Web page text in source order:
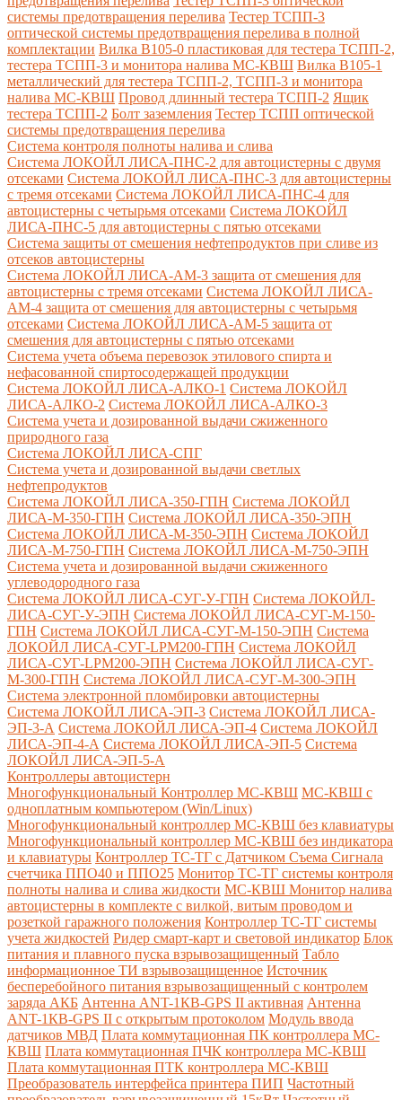
системы предотвращения перелива Тестер ТСПП-3
оптической системы предотвращения перелива в полной
комплектации Вилка В105-0 пластиковая для тестера ТСПП-2,
тестера ТСПП-3 и монитора налива МС-КВШ Вилка В105-1
металлический для тестера ТСПП-2, ТСПП-3 и монитора
налива МС-КВШ Провод длинный тестера ТСПП-2 Ящик
тестера ТСПП-2 Болт заземления Тестер ТСПП оптической
системы предотвращения перелива
Cистема контроля полноты налива и слива
Система ЛОКОЙЛ ЛИСА-ПНС-2 для автоцистерны с двумя
отсеками Система ЛОКОЙЛ ЛИСА-ПНС-3 для автоцистерны
с тремя отсеками Система ЛОКОЙЛ ЛИСА-ПНС-4 для
автоцистерны с четырьмя отсеками Система ЛОКОЙЛ
ЛИСА-ПНС-5 для автоцистерны с пятью отсеками
Система защиты от смешения нефтепродуктов при сливе из
отсеков автоцистерны
Система ЛОКОЙЛ ЛИСА-AM-3 защита от смешения для
автоцистерны с тремя отсеками Система ЛОКОЙЛ ЛИСА-
AM-4 защита от смешения для автоцистерны с четырьмя
отсеками Система ЛОКОЙЛ ЛИСА-AM-5 защита от
смешения для автоцистерны с пятью отсеками
Система учета объема перевозок этилового спирта и
нефасованной спиртосодержащей продукции
Система ЛОКОЙЛ ЛИСА-AЛКО-1 Система ЛОКОЙЛ
ЛИСА-АЛКО-2 Система ЛОКОЙЛ ЛИСА-АЛКО-3
Система учета и дозированной выдачи сжиженного
природного газа
Система ЛОКОЙЛ ЛИСА-СПГ
Система учета и дозированной выдачи светлых
нефтепродуктов
Система ЛОКОЙЛ ЛИСА-350-ГПН Система ЛОКОЙЛ
ЛИСА-М-350-ГПН Система ЛОКОЙЛ ЛИСА-350-ЭПН
Система ЛОКОЙЛ ЛИСА-М-350-ЭПН Система ЛОКОЙЛ
ЛИСА-М-750-ГПН Система ЛОКОЙЛ ЛИСА-М-750-ЭПН
Система учета и дозированной выдачи сжиженного
углеводородного газа
Система ЛОКОЙЛ ЛИСА-СУГ-У-ГПН Система ЛОКОЙЛ-
ЛИСА-СУГ-У-ЭПН Система ЛОКОЙЛ ЛИСА-СУГ-М-150-
ГПН Система ЛОКОЙЛ ЛИСА-СУГ-М-150-ЭПН Система
ЛОКОЙЛ ЛИСА-СУГ-LPM200-ГПН Система ЛОКОЙЛ
ЛИСА-СУГ-LPM200-ЭПН Система ЛОКОЙЛ ЛИСА-СУГ-
М-300-ГПН Система ЛОКОЙЛ ЛИСА-СУГ-М-300-ЭПН
Система электронной пломбировки автоцистерны
Система ЛОКОЙЛ ЛИСА-ЭП-3 Система ЛОКОЙЛ ЛИСА-
ЭП-3-А Система ЛОКОЙЛ ЛИСА-ЭП-4 Система ЛОКОЙЛ
ЛИСА-ЭП-4-А Система ЛОКОЙЛ ЛИСА-ЭП-5 Система
ЛОКОЙЛ ЛИСА-ЭП-5-А
Контроллеры автоцистерн
Многофункциональный Контроллер МС-КВШ МС-КВШ с
одноплатным компьютером (Win/Linux)
Многофункциональный контроллер МС-КВШ без клавиатуры
Многофункциональный контроллер МС-КВШ без индикатора
и клавиатуры Контроллер ТС-ТГ с Датчиком Съема Сигнала
счетчика ППО40 и ППО25 Монитор ТС-ТГ системы контроля
полноты налива и слива жидкости МС-КВШ Монитор налива
автоцистерны в комплекте с вилкой, витым проводом и
розеткой гаражного положения Контроллер ТС-ТГ системы
учета жидкостей Ридер смарт-карт и световой индикатор Блок
питания и плавного пуска взрывозащищенный Табло
информационное ТИ взрывозащищенное Источник
бесперебойного питания взрывозащищенный с контролем
заряда АКБ Антенна ANT-1КВ-GPS II активная Антенна
ANT-1КВ-GPS II с открытым протоколом Модуль ввода
датчиков МВД Плата коммутационная ПК контроллера МС-
КВШ Плата коммутационная ПЧК контроллера МС-КВШ
Плата коммутационная ПТК контроллера МС-КВШ
Преобразователь интерфейса принтера ПИП Частотный